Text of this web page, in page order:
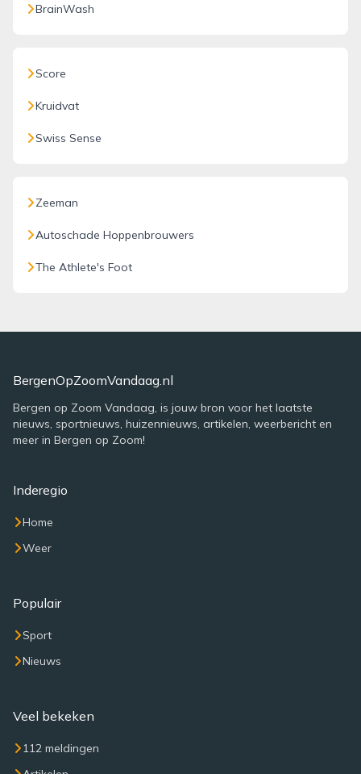
BrainWash
Score
Kruidvat
Swiss Sense
Zeeman
Autoschade Hoppenbrouwers
The Athlete's Foot
BergenOpZoomVandaag.nl
Bergen op Zoom Vandaag, is jouw bron voor het laatste
nieuws, sportnieuws, huizennieuws, artikelen, weerbericht en
meer in Bergen op Zoom!
Inderegio
Home
Weer
Populair
Sport
Nieuws
Veel bekeken
112 meldingen